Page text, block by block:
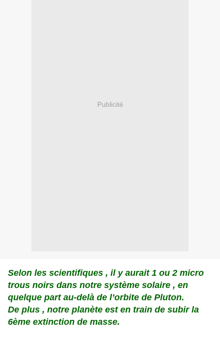
Publicité
Selon les scientifiques , il y aurait 1 ou 2 micro
trous noirs dans notre système solaire , en
quelque part au-delà de l’orbite de Pluton.
De plus , notre planète est en train de subir la
6ème extinction de masse.